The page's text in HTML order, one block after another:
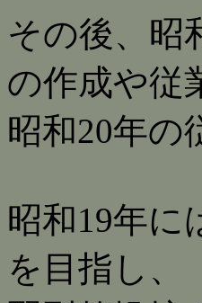
その後、昭
の作成や従
昭和20年の
昭和19年に
を目指し、